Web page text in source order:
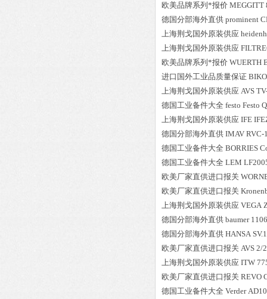
欧美品牌系列*报价 MEGGITT
德国分部海外直供 prominent
上海荆戈国外原装供应
上海荆戈国外原装供应
欧美品牌系列*报价 WUERTH
进口国外工业品质量保证
上海荆戈国外原装供应 AVS
德国工业备件大全 festo Festo
上海荆戈国外原装供应 IFE
德国分部海外直供 IMAV RVC-
德国工业备件大全 BORRIES
德国工业备件大全 LEM
欧美厂家直供进口报关
欧美厂家直供进口报关
上海荆戈国外原装供应 VEGA
德国分部海外直供 baumer
德国分部海外直供 HANSA
欧美厂家直供进口报关 AVS 2/
上海荆戈国外原装供应 ITW
欧美厂家直供进口报关 REVO
德国工业备件大全 Verder